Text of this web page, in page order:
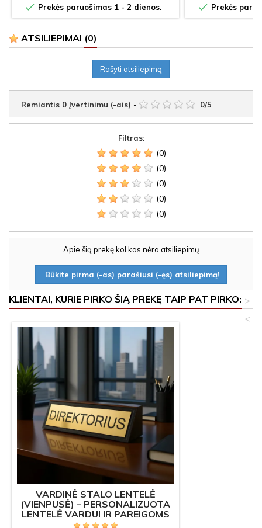
 Prekės paruošimas 1 - 2 dienos.  Prekės
ATSILIEPIMAI (0)
Rašyti atsiliepimą
Remiantis 0 Įvertinimu (-ais) - 0/5
Filtras:
(0)
(0)
(0)
(0)
(0)
Apie šią prekę kol kas nėra atsiliepimų
Būkite pirma (-as) parašiusi (-ęs) atsiliepimą!
KLIENTAI, KURIE PIRKO ŠIĄ PREKĘ TAIP PAT PIRKO: >
<
VARDINĖ STALO LENTELĖ
(VIENPUSĖ) – PERSONALIZUOTA
LENTELĖ VARDUI IR PAREIGOMS